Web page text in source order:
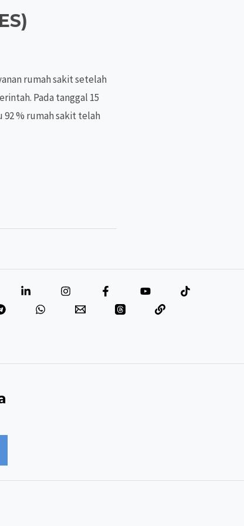
rumah sakit setelah
Pada tanggal 15
92 % rumah sakit telah